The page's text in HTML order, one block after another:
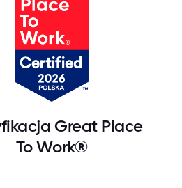
Great Place
To Work®